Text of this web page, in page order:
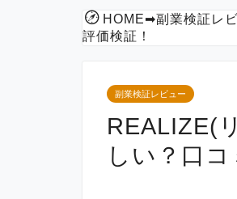
HOME➡副業検証レ
評価検証！
副業検証レビュー
REALIZE(
しい？口コ